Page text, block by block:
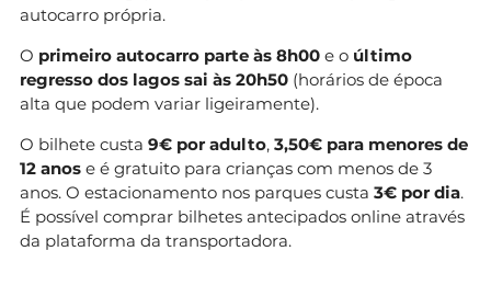
autocarro própria.
O primeiro autocarro parte às 8h00 e o último
regresso dos lagos sai às 20h50 (horários de época
alta que podem variar ligeiramente).
O bilhete custa 9€ por adulto, 3,50€ para menores de
12 anos e é gratuito para crianças com menos de 3
anos. O estacionamento nos parques custa 3€ por dia.
É possível comprar bilhetes antecipados online através
da plataforma da transportadora.